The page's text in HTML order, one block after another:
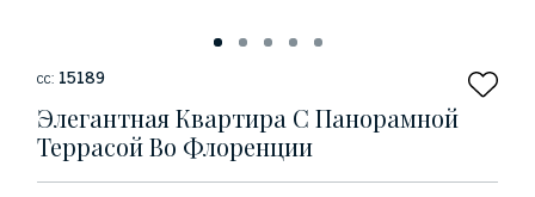
сс: 15189
Элегантная Квартира С Панорамной
Террасой Во Флоренции